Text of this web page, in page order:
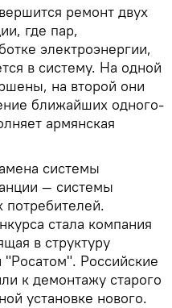
ремонт двух
где пар,
электроэнергии,
в систему. На одной
на второй они
ближайших одного-
армянская
системы
— системы
потребителей.
стала компания
в структуру
"Росатом". Российские
к демонтажу старого
установке нового.